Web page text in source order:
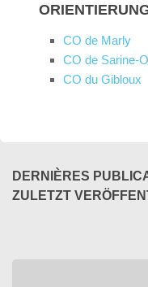
CO de Marly
CO de Sarine-
CO du Gibloux
DERNIÈRES
ZULETZT